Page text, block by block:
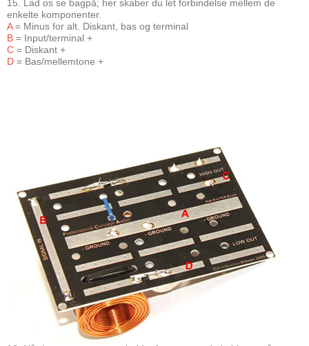
15. Lad os se bagpå; her skaber du let forbindelse mellem de
enkelte komponenter.
A= Minus for alt. Diskant, bas og terminal
B = Input/terminal +
C = Diskant +
D = Bas/mellemtone +